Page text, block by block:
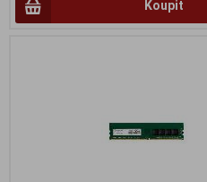
Koupit